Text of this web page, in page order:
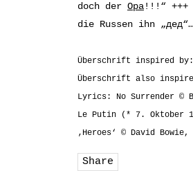
doch der Opa!!!“ +++
die Russen ihn „дед“…
Überschrift inspired by:
Überschrift also
Lyrics: No Surrender ©
Le Putin (* 7. Oktober
‚Heroes‘ © David Bowie,
Share